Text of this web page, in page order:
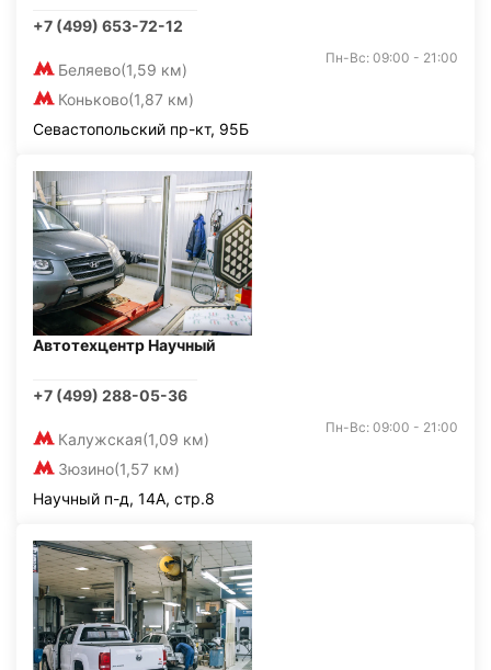
+7 (499) 653-72-12
Беляево(1,59 км)
Коньково(1,87 км)
Пн-Вс: 09:00 - 21:00
Севастопольский пр-кт, 95Б
Автотехцентр Научный
+7 (499) 288-05-36
Калужская(1,09 км)
Зюзино(1,57 км)
Пн-Вс: 09:00 - 21:00
Научный п-д, 14А, стр.8